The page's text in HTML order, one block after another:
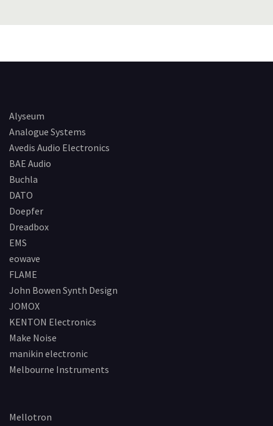
Alyseum
Analogue Systems
Avedis Audio Electronics
BAE Audio
Buchla
DATO
Doepfer
Dreadbox
EMS
eowave
FLAME
John Bowen Synth Design
JOMOX
KENTON Electronics
Make Noise
manikin electronic
Melbourne Instruments
Mellotron